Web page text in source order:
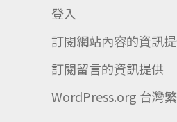
登入
訂閱網站內容的資訊
訂閱留言的資訊提供
WordPress.org 台灣